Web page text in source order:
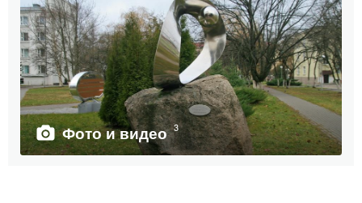
Фото и видео 3